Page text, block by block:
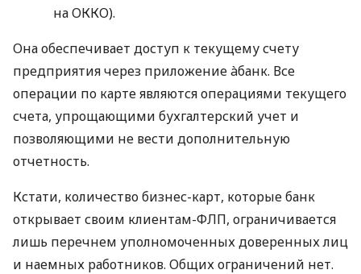
на ОККО).
Она обеспечивает доступ к текущему счету
предприятия через приложение àбанк. Все
операции по карте являются операциями текущего
счета, упрощающими бухгалтерский учет и
позволяющими не вести дополнительную
отчетность.
Кстати, количество бизнес-карт, которые банк
открывает своим клиентам-ФЛП, ограничивается
лишь перечнем уполномоченных доверенных лиц
и наемных работников. Общих ограничений нет.